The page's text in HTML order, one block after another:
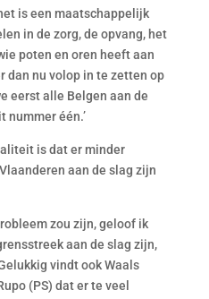
is een maatschappelijk
in de zorg, de opvang, het
poten en oren heeft aan
dan nu volop in te zetten op
eerst alle Belgen aan de
nummer één.’
is dat er minder
aan de slag zijn
zou zijn, geloof ik
aan de slag zijn,
vindt ook Waals
(PS) dat er te veel